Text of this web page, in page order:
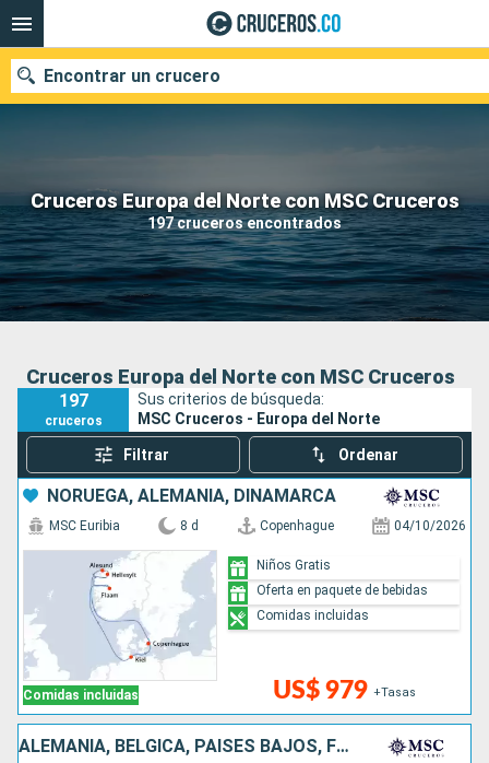
Cruceros Europa del Norte con MSC Cruceros
197 cruceros encontrados
Encontrar un crucero
Fecha de salida
Buscar
Cruceros Europa del Norte con MSC Cruceros
197
cruceros
Sus criterios de búsqueda:
MSC Cruceros - Europa del Norte
Filtrar Ordenar
NORUEGA, ALEMANIA, DINAMARCA
Comidas incluidas
MSC Euribia 8 d Copenhague 04/10/2026
US$ 979 +Tasas
Niños Gratis
Oferta en paquete de bebidas
Comidas incluidas
ALEMANIA, BÉLGICA, PAISES BAJOS, FRANCIA, REINO UNIDO